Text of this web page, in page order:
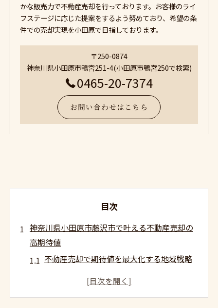
かな販売力で不動産売却を行っております。お客様のライ
フステージに応じた提案をするよう努めており、希望の条
件での売却実現を小田原で目指しております。
〒250-0874
神奈川県小田原市鴨宮251-4(小田原市鴨宮250で検索)
0465-20-7374
お問い合わせはこちら
目次
神奈川県小田原市藤沢市で叶える不動産売却の
高期待値
不動産売却で期待値を最大化する地域戦略
小田原市藤沢市の不動産売却成功の秘訣を